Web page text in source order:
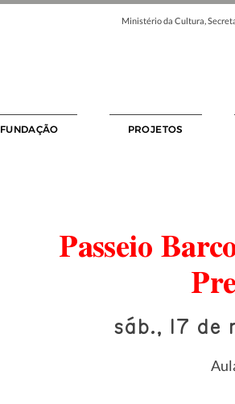
Ministério da Cultura,
FUNDAÇÃO PROJETOS
Passeio
sáb., 17 de